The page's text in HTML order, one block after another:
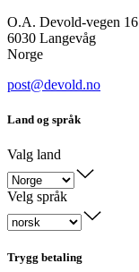
O.A. Devold-vegen 16
6030 Langevåg
Norge
post@devold.no
Land og språk
Valg land
Velg språk
Trygg betaling